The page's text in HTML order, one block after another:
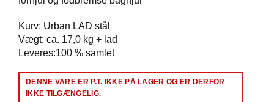
Kurv:​ ​Urban​ ​LAD​ ​stål
Vægt: ca. 17,0 kg + lad
Leveres:100 % samlet
DENNE VARE ER P.T. IKKE PÅ LAGER OG ER DERFOR
IKKE TILGÆNGELIG.
Alternative: